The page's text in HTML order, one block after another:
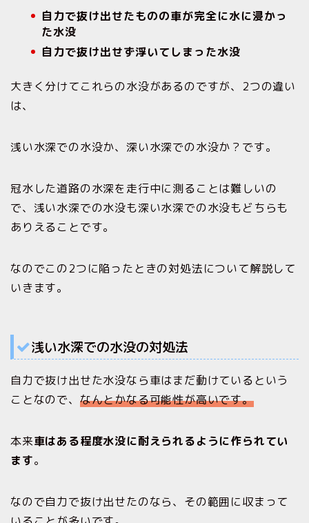
自力で抜け出せたものの車が完全に水に浸かっ
た水没
自力で抜け出せず浮いてしまった水没
大きく分けてこれらの水没があるのですが、2つの違い
は、
浅い水深での水没か、深い水深での水没か？です。
冠水した道路の水深を走行中に測ることは難しいの
で、浅い水深での水没も深い水深での水没もどちらも
ありえることです。
なのでこの2つに陥ったときの対処法について解説して
いきます。
浅い水深での水没の対処法
自力で抜け出せた水没なら車はまだ動けているという
ことなので、 なんとかなる可能性が高いです。
本来車はある程度水没に耐えられるように作られてい
ます。
なので自力で抜け出せたのなら、その範囲に収まって